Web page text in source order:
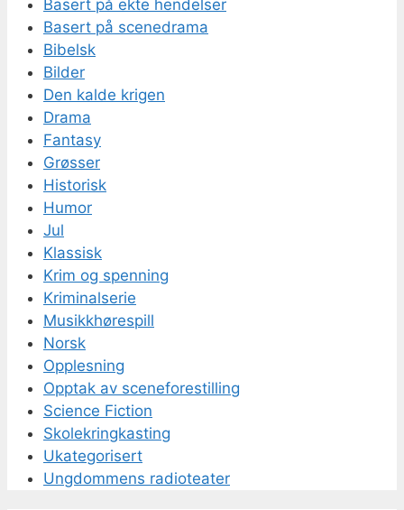
Basert på ekte hendelser
Basert på scenedrama
Bibelsk
Bilder
Den kalde krigen
Drama
Fantasy
Grøsser
Historisk
Humor
Jul
Klassisk
Krim og spenning
Kriminalserie
Musikkhørespill
Norsk
Opplesning
Opptak av sceneforestilling
Science Fiction
Skolekringkasting
Ukategorisert
Ungdommens radioteater